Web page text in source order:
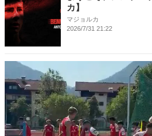
カ】
マジョルカ
2026/7/31 21:22